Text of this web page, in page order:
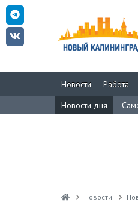
Новости Работа
Новости дня
Новости